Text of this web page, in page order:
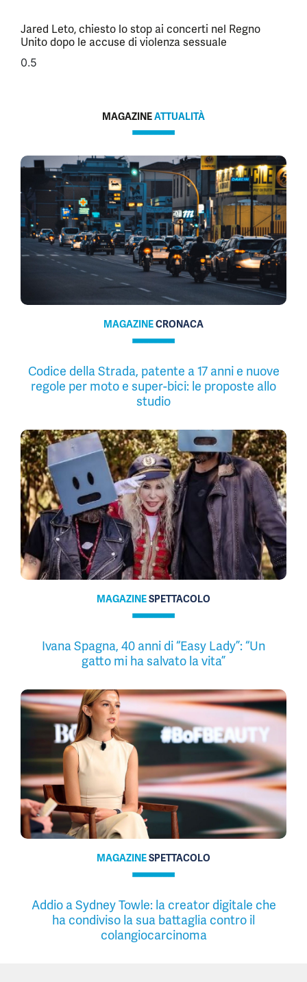
Jared Leto, chiesto lo stop ai concerti nel Regno
Unito dopo le accuse di violenza sessuale
MAGAZINEATTUALITÀ
MAGAZINECRONACA
Codice della Strada, patente a 17 anni e nuove
regole per moto e super-bici: le proposte allo
studio
MAGAZINESPETTACOLO
Ivana Spagna, 40 anni di “Easy Lady”: “Un
gatto mi ha salvato la vita”
MAGAZINESPETTACOLO
Addio a Sydney Towle: la creator digitale che
ha condiviso la sua battaglia contro il
colangiocarcinoma